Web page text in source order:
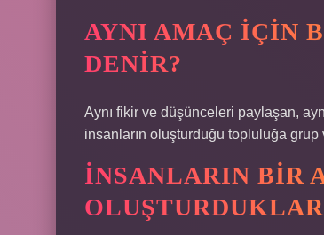
AYNI AMAÇ IÇIN
DENIR?
Aynı fikir ve düşünceleri paylaşan,
insanların oluşturduğu topluluğa
İNSANLARIN BIR